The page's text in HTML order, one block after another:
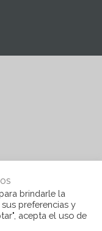
brindarle la
preferencias y
acepta el uso de